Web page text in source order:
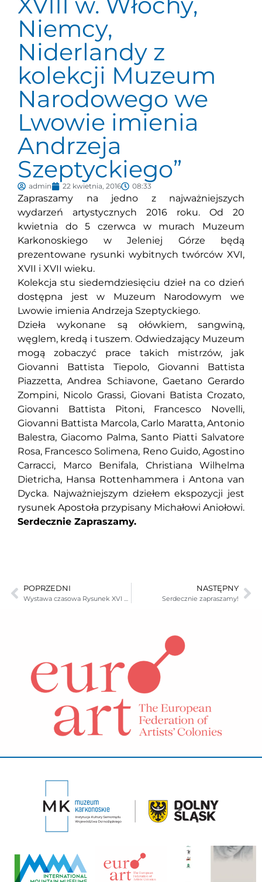
Niemcy,
Niderlandy z
kolekcji Muzeum
Narodowego we
Lwowie imienia
Andrzeja
Szeptyckiego”
admin 22 kwietnia, 2016 08:33
Zapraszamy na jedno z najważniejszych
wydarzeń artystycznych 2016 roku. Od 20
kwietnia do 5 czerwca w murach Muzeum
Karkonoskiego w Jeleniej Górze będą
prezentowane rysunki wybitnych twórców XVI,
XVII i XVII wieku.
Kolekcja stu siedemdziesięciu dzieł na co dzień
dostępna jest w Muzeum Narodowym we
Lwowie imienia Andrzeja Szeptyckiego.
Dzieła wykonane są ołówkiem, sangwiną,
węglem, kredą i tuszem. Odwiedzający Muzeum
mogą zobaczyć prace takich mistrzów, jak
Giovanni Battista Tiepolo, Giovanni Battista
Piazzetta, Andrea Schiavone, Gaetano Gerardo
Zompini, Nicolo Grassi, Giovani Batista Crozato,
Giovanni Battista Pitoni, Francesco Novelli,
Giovanni Battista Marcola, Carlo Maratta, Antonio
Balestra, Giacomo Palma, Santo Piatti Salvatore
Rosa, Francesco Solimena, Reno Guido, Agostino
Carracci, Marco Benifala, Christiana Wilhelma
Dietricha, Hansa Rottenhammera i Antona van
Dycka. Najważniejszym dziełem ekspozycji jest
rysunek Apostoła przypisany Michałowi Aniołowi.
Serdecznie Zapraszamy.
POPRZEDNI
Wystawa czasowa Rysunek XVI – XVIII wieku, Włochy, Niemcy, Niderlandy
NASTĘPNY
Serdecznie zapraszamy!